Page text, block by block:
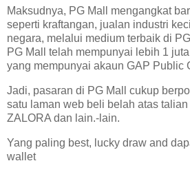
Maksudnya, PG Mall mengangkat
seperti kraftangan, jualan industri
negara, melalui medium terbaik di
PG Mall telah mempunyai lebih 1
yang mempunyai akaun GAP Public
Jadi, pasaran di PG Mall cukup
satu laman web beli belah atas
ZALORA dan lain.-lain.
Yang paling best, lucky draw and
wallet